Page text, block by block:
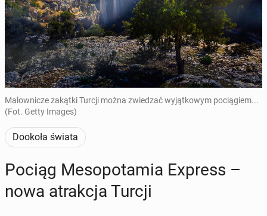
Malownicze zakątki Turcji można zwiedzać wyjątkowym pociągiem...
(Fot. Getty Images)
Dookoła świata
Pociąg Me­so­po­ta­mia Express –
nowa atrak­cja Turcji